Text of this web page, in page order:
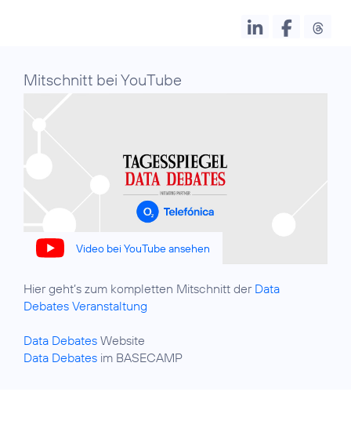
Mitschnitt bei YouTube
Video bei YouTube ansehen
Hier geht’s zum kompletten Mitschnitt der Data
Debates Veranstaltung
Data Debates
Data Debates im BASECAMP